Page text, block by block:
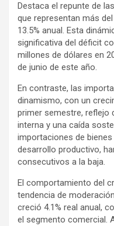
Destaca el repunte de
que representan más
13.5% anual. Esta
significativa del déficit
millones de dólares en
de junio de este año.
En contraste, las
dinamismo, con un
primer semestre, reflejo
interna y una caída
importaciones de
desarrollo productivo,
consecutivos a la baja.
El comportamiento del
tendencia de
creció 4.1% real anual,
el segmento comercial.